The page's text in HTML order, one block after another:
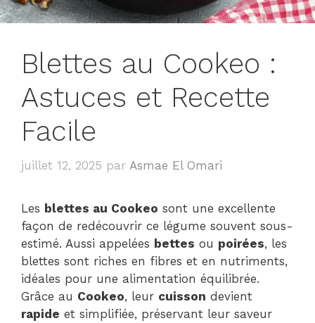
Blettes au Cookeo :
Astuces et Recette
Facile
juillet 12, 2025 par Asmae El Omari
Les blettes au Cookeo sont une excellente
façon de redécouvrir ce légume souvent sous-
estimé. Aussi appelées bettes ou poirées, les
blettes sont riches en fibres et en nutriments,
idéales pour une alimentation équilibrée.
Grâce au Cookeo, leur cuisson devient
rapide et simplifiée, préservant leur saveur